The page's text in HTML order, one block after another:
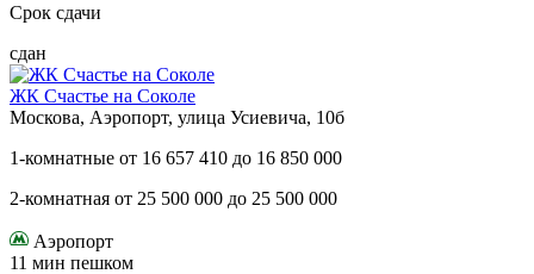
Срок сдачи
сдан
ЖК Счастье на Соколе
Москова, Аэропорт, улица Усиевича, 10б
1-комнатные от 16 657 410 до 16 850 000
2-комнатная от 25 500 000 до 25 500 000
Аэропорт
11 мин пешком